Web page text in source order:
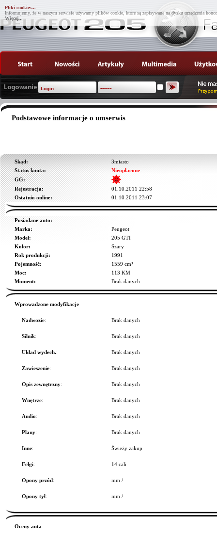
Pliki cookies...
Informujemy, że w naszym serwisie używamy plików cookie, które są zapisywane na dysku urządzenia
Więcej...
Podstawowe informacje o umserwis
Skąd:
3miasto
Status konta:
Nieopłacone
GG:
Rejestracja:
01.10.2011 22:58
Ostatnio online:
01.10.2011 23:07
Posiadane auto:
Marka:
Peugeot
Model:
205 GTI
Kolor:
Szary
Rok produkcji:
1991
Pojemność:
1559 cm³
Moc:
113 KM
Moment:
Brak danych
Wprowadzone modyfikacje
Nadwozie: Brak danych
Silnik: Brak danych
Układ wydech.: Brak danych
Zawieszenie: Brak danych
Opis zewnętrzny: Brak danych
Wnętrze: Brak danych
Audio: Brak danych
Plany: Brak danych
Inne: Świeży zakup
Felgi: 14 cali
Opony przód: mm /
Opony tył: mm /
Oceny auta